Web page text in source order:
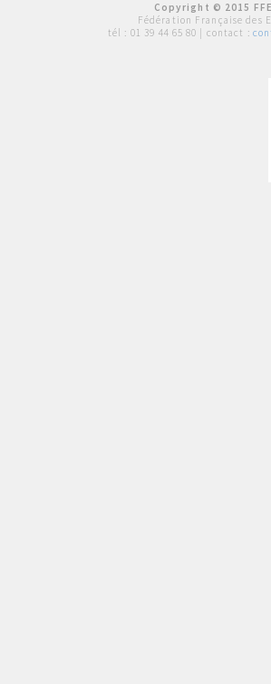
Copyright © 2015
Fédération Française des
tél : 01 39 44 65 80 | contact :